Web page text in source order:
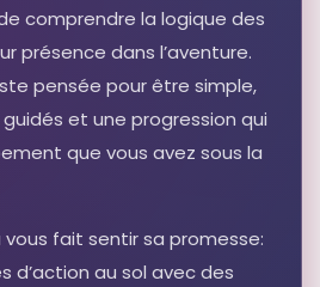
RAKUTEN À VÉRIFIER
Superchargers Vehicle
produits liés
EUR
Rakuten →
Superchargers Nintendo
comprendre la logique des
présence dans l’aventure.
pensée pour être simple,
et une progression qui
que vous avez sous la
vous fait sentir sa promesse:
d’action au sol avec des